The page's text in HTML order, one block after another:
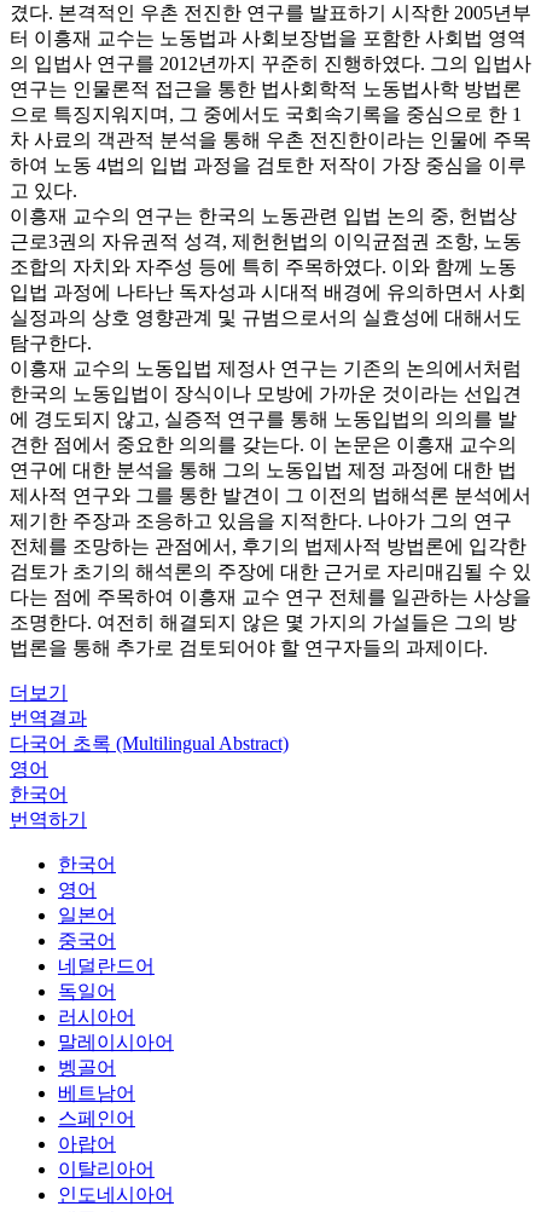
겼다. 본격적인 우촌 전진한 연구를 발표하기 시작한 2005년부
터 이흥재 교수는 노동법과 사회보장법을 포함한 사회법 영역
의 입법사 연구를 2012년까지 꾸준히 진행하였다. 그의 입법사
연구는 인물론적 접근을 통한 법사회학적 노동법사학 방법론
으로 특징지워지며, 그 중에서도 국회속기록을 중심으로 한 1
차 사료의 객관적 분석을 통해 우촌 전진한이라는 인물에 주목
하여 노동 4법의 입법 과정을 검토한 저작이 가장 중심을 이루
고 있다.
이흥재 교수의 연구는 한국의 노동관련 입법 논의 중, 헌법상
근로3권의 자유권적 성격, 제헌헌법의 이익균점권 조항, 노동
조합의 자치와 자주성 등에 특히 주목하였다. 이와 함께 노동
입법 과정에 나타난 독자성과 시대적 배경에 유의하면서 사회
실정과의 상호 영향관계 및 규범으로서의 실효성에 대해서도
탐구한다.
이흥재 교수의 노동입법 제정사 연구는 기존의 논의에서처럼
한국의 노동입법이 장식이나 모방에 가까운 것이라는 선입견
에 경도되지 않고, 실증적 연구를 통해 노동입법의 의의를 발
견한 점에서 중요한 의의를 갖는다. 이 논문은 이흥재 교수의
연구에 대한 분석을 통해 그의 노동입법 제정 과정에 대한 법
제사적 연구와 그를 통한 발견이 그 이전의 법해석론 분석에서
제기한 주장과 조응하고 있음을 지적한다. 나아가 그의 연구
전체를 조망하는 관점에서, 후기의 법제사적 방법론에 입각한
검토가 초기의 해석론의 주장에 대한 근거로 자리매김될 수 있
다는 점에 주목하여 이흥재 교수 연구 전체를 일관하는 사상을
조명한다. 여전히 해결되지 않은 몇 가지의 가설들은 그의 방
법론을 통해 추가로 검토되어야 할 연구자들의 과제이다.
더보기
번역결과
다국어 초록 (Multilingual Abstract)
영어
한국어
번역하기
한국어
영어
일본어
중국어
네덜란드어
독일어
러시아어
말레이시아어
벵골어
베트남어
스페인어
아랍어
이탈리아어
인도네시아어